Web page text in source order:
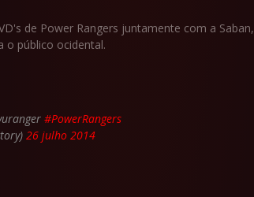
de Power Rangers juntamente com a Saban,
o público ocidental.
#PowerRangers
26 julho 2014